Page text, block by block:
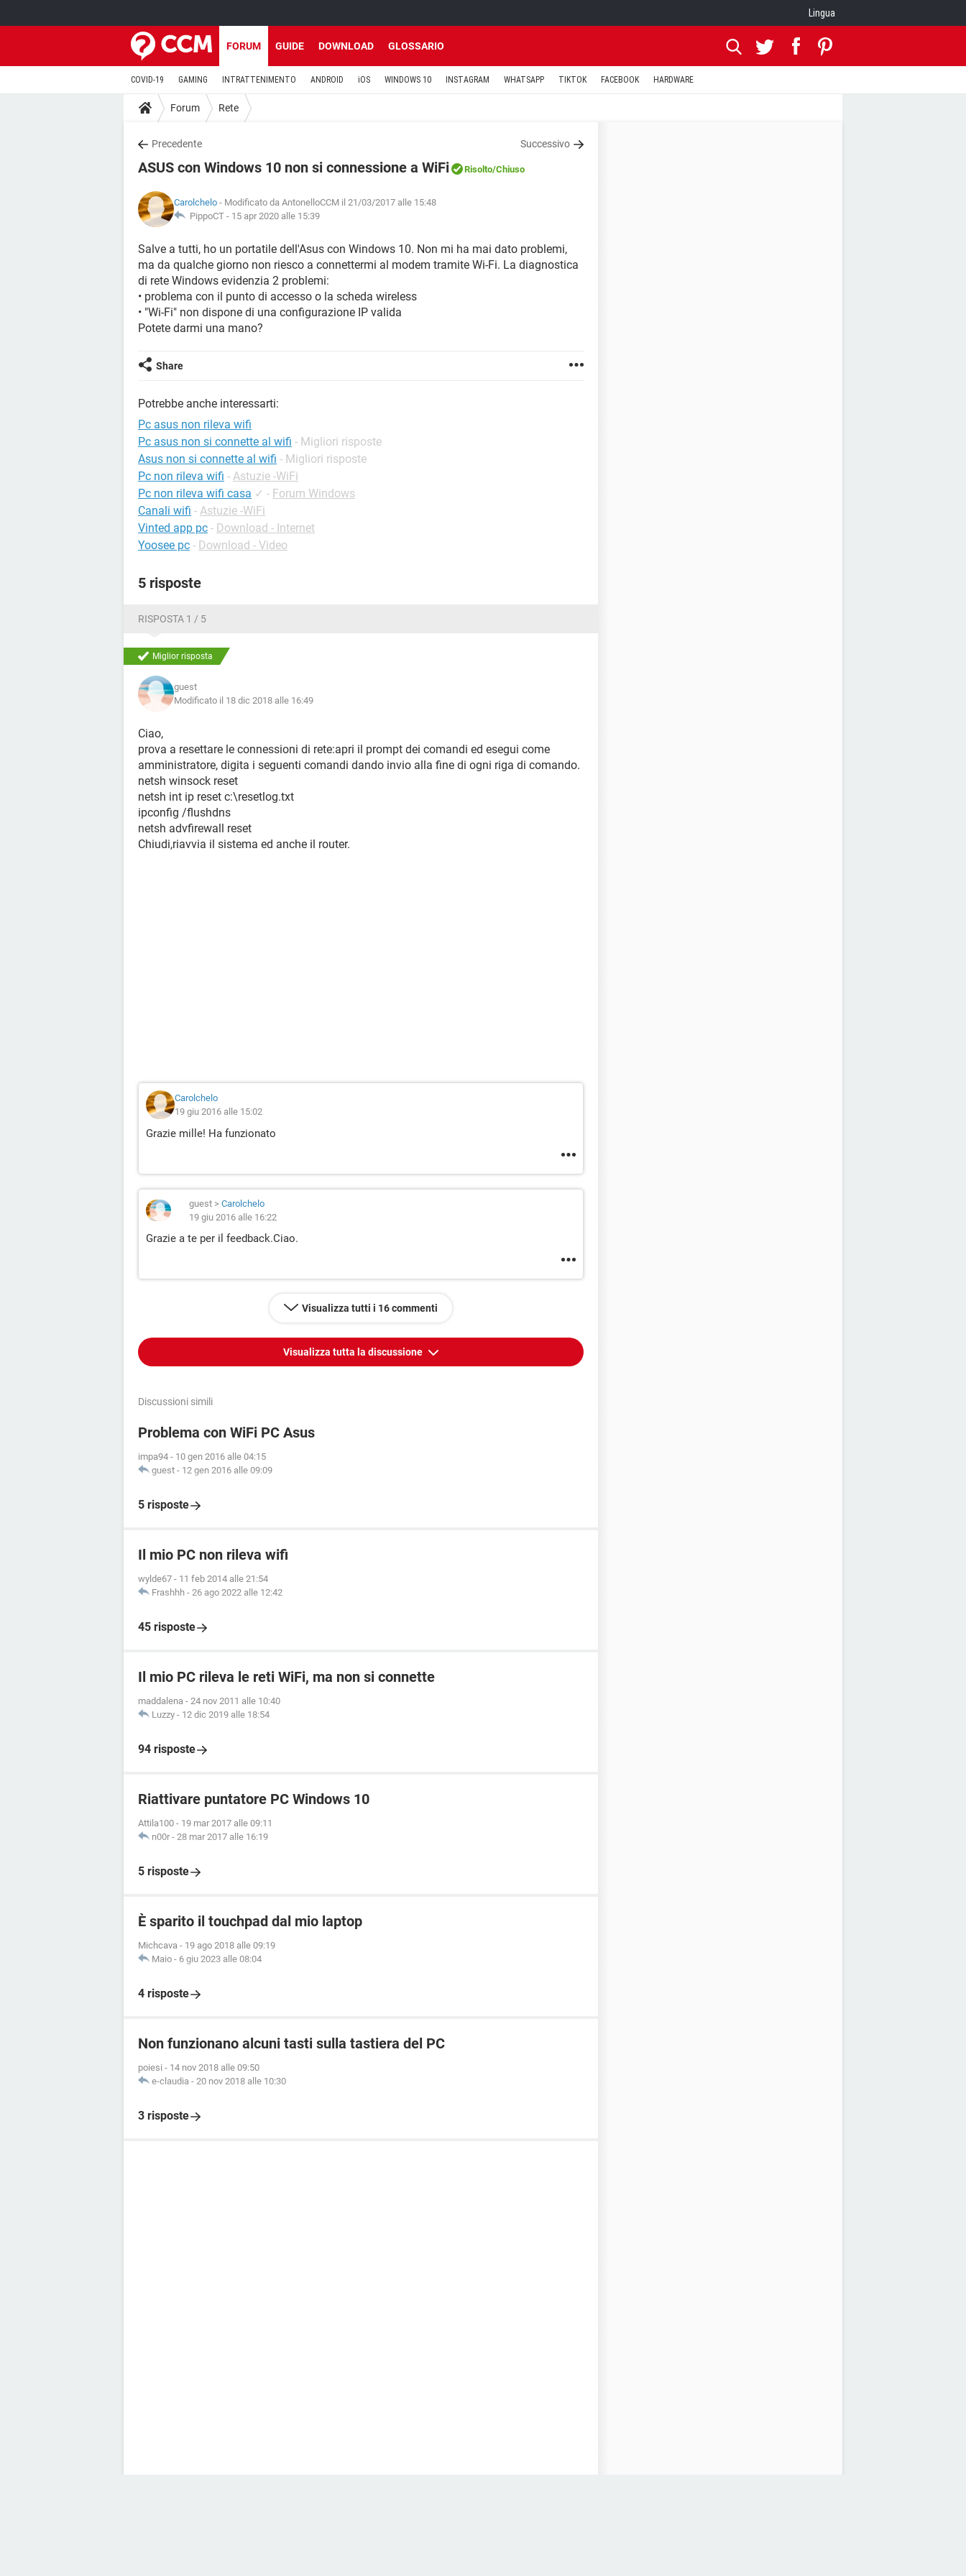
Lingua
FORUM GUIDE DOWNLOAD GLOSSARIO
COVID-19 GAMING INTRATTENIMENTO ANDROID iOS WINDOWS 10 INSTAGRAM WHATSAPP TIKTOK FACEBOOK HARDWARE
Forum Rete
Precedente Successivo
ASUS con Windows 10 non si connessione a WiFi Risolto/Chiuso
Carolchelo - Modificato da AntonelloCCM il 21/03/2017 alle 15:48
PippoCT - 15 apr 2020 alle 15:39
Salve a tutti, ho un portatile dell'Asus con Windows 10. Non mi ha mai dato problemi,
ma da qualche giorno non riesco a connettermi al modem tramite Wi-Fi. La diagnostica
di rete Windows evidenzia 2 problemi:
• problema con il punto di accesso o la scheda wireless
• "Wi-Fi" non dispone di una configurazione IP valida
Potete darmi una mano?
Share
Potrebbe anche interessarti:
Pc asus non rileva wifi
Pc asus non si connette al wifi - Migliori risposte
Asus non si connette al wifi - Migliori risposte
Pc non rileva wifi - Astuzie -WiFi
Pc non rileva wifi casa ✓ - Forum Windows
Canali wifi - Astuzie -WiFi
Vinted app pc - Download - Internet
Yoosee pc - Download - Video
5 risposte
RISPOSTA 1 / 5
Miglior risposta
guest
Modificato il 18 dic 2018 alle 16:49
Ciao,
prova a resettare le connessioni di rete:apri il prompt dei comandi ed esegui come
amministratore, digita i seguenti comandi dando invio alla fine di ogni riga di comando.
netsh winsock reset
netsh int ip reset c:\resetlog.txt
ipconfig /flushdns
netsh advfirewall reset
Chiudi,riavvia il sistema ed anche il router.
Carolchelo
19 giu 2016 alle 15:02
Grazie mille! Ha funzionato
guest > Carolchelo
19 giu 2016 alle 16:22
Grazie a te per il feedback.Ciao.
Visualizza tutti i 16 commenti
Visualizza tutta la discussione
Discussioni simili
Problema con WiFi PC Asus
impa94 - 10 gen 2016 alle 04:15
guest - 12 gen 2016 alle 09:09
5 risposte
Il mio PC non rileva wifi
wylde67 - 11 feb 2014 alle 21:54
Frashhh - 26 ago 2022 alle 12:42
45 risposte
Il mio PC rileva le reti WiFi, ma non si connette
maddalena - 24 nov 2011 alle 10:40
Luzzy - 12 dic 2019 alle 18:54
94 risposte
Riattivare puntatore PC Windows 10
Attila100 - 19 mar 2017 alle 09:11
n00r - 28 mar 2017 alle 16:19
5 risposte
È sparito il touchpad dal mio laptop
Michcava - 19 ago 2018 alle 09:19
Maio - 6 giu 2023 alle 08:04
4 risposte
Non funzionano alcuni tasti sulla tastiera del PC
poiesi - 14 nov 2018 alle 09:50
e-claudia - 20 nov 2018 alle 10:30
3 risposte